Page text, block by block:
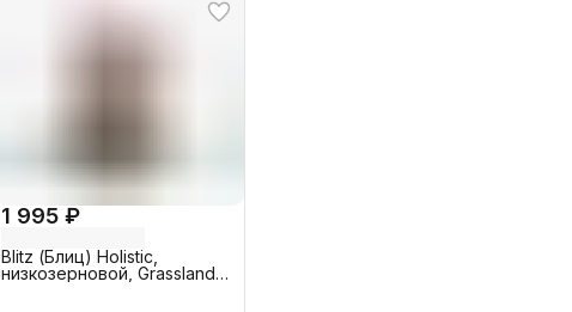
1 995 ₽
Blitz (Блиц) Holistic,
низкозерновой, Grasslands,